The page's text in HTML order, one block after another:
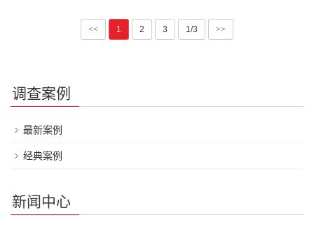
<< 1 2 3 1/3 >>
调查案例
最新案例
经典案例
新闻中心